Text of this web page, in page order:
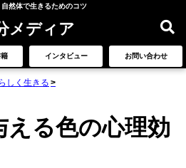
自然体で生きるためのコツ
メディア
インタビュー お問い合わせ
しく生きる
える色の心理効